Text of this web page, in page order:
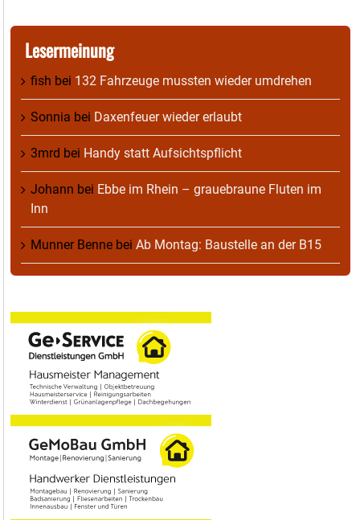
Lesermeinung
fish bei 132 Fahrzeuge mussten wieder umdrehen
Sonnia bei Daxenfeuer wieder erlaubt
3mrd bei Handy statt Aufsichtspflicht
Johann bei Ebbe im Rhein – grauebraune Fluten im
Inn
Munner Benne bei Ab Montag: Baustelle an der B15